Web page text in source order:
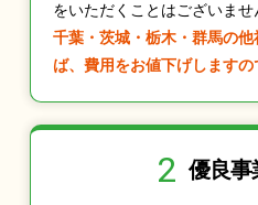
をいただくことはございませ
千葉・茨城・栃木・群馬の
ば、費用をお値下げしますの
2 優良事